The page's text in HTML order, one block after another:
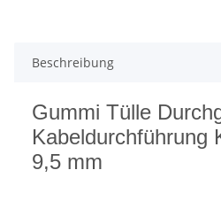
Beschreibung
Gummi Tülle
Kabeldurchführung
9,5 mm